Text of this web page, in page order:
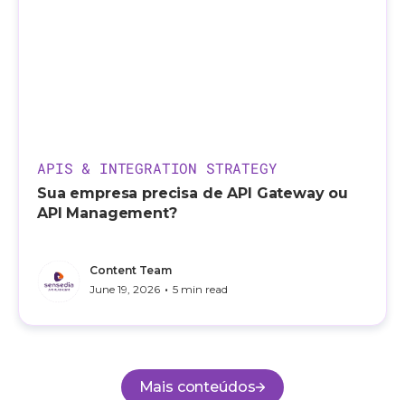
APIS & INTEGRATION STRATEGY
Sua empresa precisa de API Gateway ou
API Management?
Content Team
June 19, 2026 • 5 min read
Mais conteúdos